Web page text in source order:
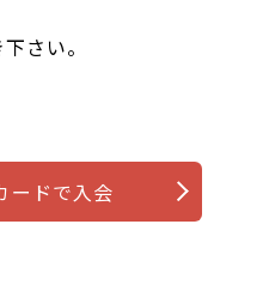
さい。
ードで入会